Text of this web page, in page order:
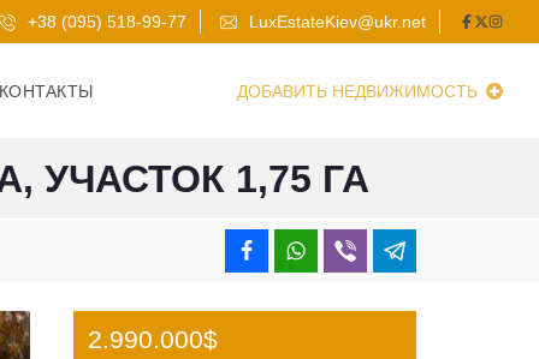
+38 (095) 518-99-77 LuxEstateKiev@ukr.net
ДОБАВИТЬ НЕДВИЖИМОСТЬ
УЧАСТОК 1,75 ГА
2.990.000$